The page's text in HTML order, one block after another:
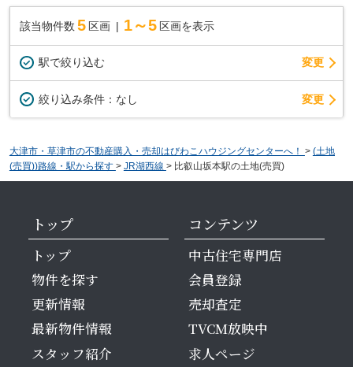
該当物件数 5 区画 1～5 区画を表示
駅で絞り込む 変更
絞り込み条件： なし 変更
大津市・草津市の不動産購入・売却はびわこハウジングセンターへ！ > (土地
(売買))路線・駅から探す > JR湖西線 > 比叡山坂本駅の土地(売買)
トップ
トップ
物件を探す
更新情報
最新物件情報
スタッフ紹介
コンテンツ
中古住宅専門店
会員登録
売却査定
TVCM放映中
求人ページ